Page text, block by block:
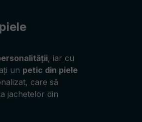
, iar cu
un petic din piele
care să
jachetelor din